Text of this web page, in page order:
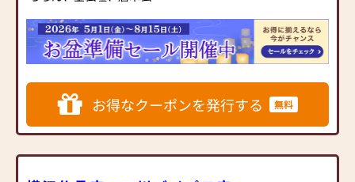
います。
◆取扱商品◆
「名古屋仏壇」(自社製)～名
古屋壇／京型仏壇など
【唐木仏壇】 徳島製総無
／本紫檀／紫檀／本欅／な
香・お念珠等、豊富にご用
意しております。1,000種類
以上の組み合わせの中から
お客様に合ったお仏壇・お
≪「カリモク家具」との協
同開発≫
お仏壇のはせがわは、日本
を代表する家具メーカー
な品揃えでお客様をお迎え
しております。
また、さまざまなデザイン
の仏具も取り揃えておりま
すので、お仏壇やご宗派に
合わせて最適な組み合わせ
を丁寧にご案内いたしま
お得なクーポンを発行する 無料